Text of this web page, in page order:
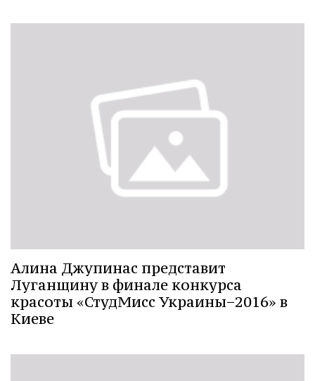
Алина Джупинас представит
Луганщину в финале конкурса
красоты «СтудМисс Украины−2016» в
Киеве